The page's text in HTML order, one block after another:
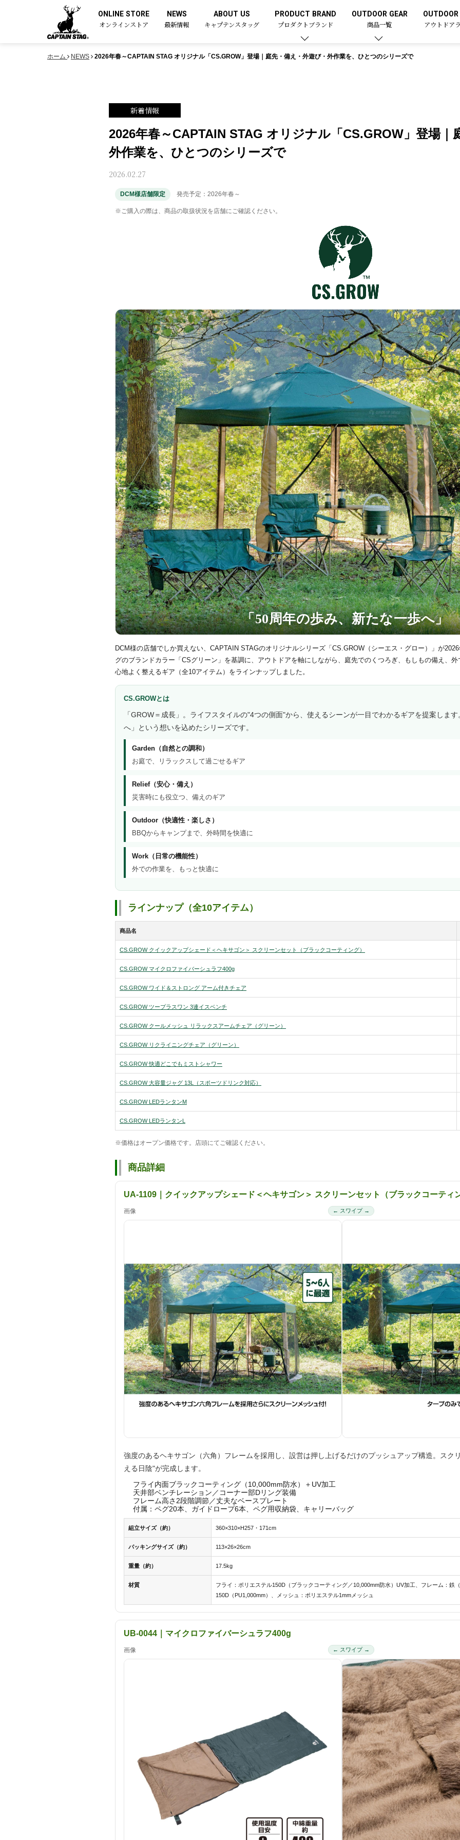
ONLINE STORE
オンラインストア
NEWS
最新情報
ABOUT US
キャプテンスタッグ
PRODUCT BRAND
プロダクトブランド
OUTDOOR GEAR
商品一覧
OUTDOOR
アウトドア
ホーム NEWS 2026年春～CAPTAIN STAG オリジナル「CS.GROW」登場｜庭先・備え・外遊び・外作業を、ひとつのシリーズで
新着情報
2026年春～CAPTAIN STAG オリジナル「CS.GROW」登場｜
外作業を、ひとつのシリーズで
2026.02.27
DCM様店舗限定 発売予定：2026年春～
※ご購入の際は、商品の取扱状況を店舗にご確認ください。
「50周年の歩み、新たな一歩へ」
DCM様の店舗でしか買えない、CAPTAIN STAGのオリジナルシリーズ「CS.GROW（シーエス・グロー）」が
グのブランドカラー「CSグリーン」を基調に、アウトドアを軸にしながら、庭先でのくつろぎ、もしもの備え
心地よく整えるギア（全10アイテム）をラインナップしました。
CS.GROWとは
「GROW＝成長」。ライフスタイルの"4つの側面"から、使えるシーンが一目でわかるギアを提案しま
へ」という想いを込めたシリーズです。
Garden（自然との調和）
お庭で、リラックスして過ごせるギア
Relief（安心・備え）
災害時にも役立つ、備えのギア
Outdoor（快適性・楽しさ）
BBQからキャンプまで、外時間を快適に
Work（日常の機能性）
外での作業を、もっと快適に
ラインナップ（全10アイテム）
商品名
CS.GROW クイックアップシェード＜ヘキサゴン＞ スクリーンセット（ブラックコーティング）
CS.GROW マイクロファイバーシュラフ400g
CS.GROW ワイド＆ストロング アーム付きチェア
CS.GROW ツープラスワン 3連イスベンチ
CS.GROW クールメッシュ リラックスアームチェア（グリーン）
CS.GROW リクライニングチェア（グリーン）
CS.GROW 快適どこでもミストシャワー
CS.GROW 大容量ジャグ 13L（スポーツドリンク対応）
CS.GROW LEDランタンM
CS.GROW LEDランタンL
※価格はオープン価格です。店頭にてご確認ください。
商品詳細
UA-1109｜クイックアップシェード＜ヘキサゴン＞ スクリーンセット（ブラックコーティ
画像 ← スワイプ →
強度のあるヘキサゴン（六角）フレームを採用し、設営は押し上げるだけのプッシュアップ構造。スク
える日陰"が完成します。
フライ内面ブラックコーティング（10,000mm防水）＋UV加工
天井部ベンチレーション／コーナー部Dリング装備
フレーム高さ2段階調節／丈夫なベースプレート
付属：ペグ20本、ガイドロープ6本、ペグ用収納袋、キャリーバッグ
組立サイズ（約） 360×310×H257・171cm
パッキングサイズ（約） 113×26×26cm
重量（約） 17.5kg
材質
フライ：ポリエステル150D（ブラックコーティング／10,000mm防水）UV加工、フレーム：鉄
150D（PU1,000mm）、メッシュ：ポリエステル1mmメッシュ
UB-0044｜マイクロファイバーシュラフ400g
画像 ← スワイプ →